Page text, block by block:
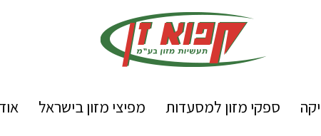
ספקי מזון למסעדות מפיצי מזון בישראל